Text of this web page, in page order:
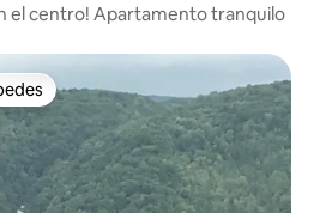
el centro! Apartamento tranquilo
preferido